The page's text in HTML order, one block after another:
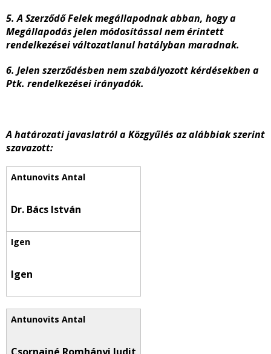
5. A Szerződő Felek megállapodnak abban, hogy a
Megállapodás jelen módosítással nem érintett
rendelkezései változatlanul hatályban maradnak.
6. Jelen szerződésben nem szabályozott kérdésekben a
Ptk. rendelkezései irányadók.
A határozati javaslatról a Közgyűlés az alábbiak szerint
szavazott:
Dr. Bács István
Igen